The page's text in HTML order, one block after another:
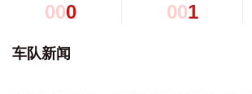
000 001
车队新闻